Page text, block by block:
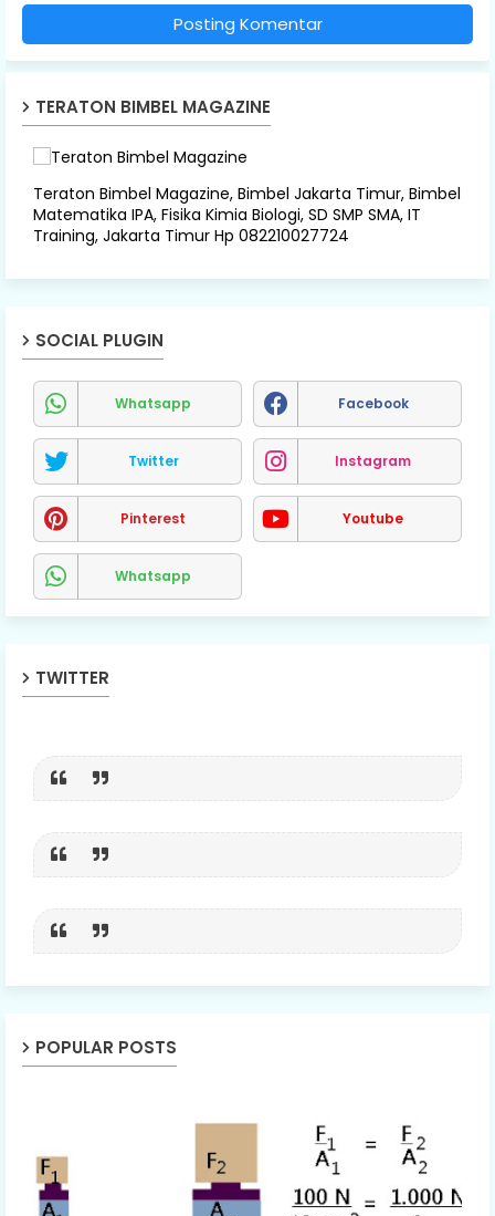
Posting Komentar
TERATON BIMBEL MAGAZINE
Teraton Bimbel Magazine, Bimbel Jakarta Timur, Bimbel
Matematika IPA, Fisika Kimia Biologi, SD SMP SMA, IT
Training, Jakarta Timur Hp 082210027724
SOCIAL PLUGIN
Whatsapp Facebook
Twitter Instagram
Pinterest Youtube
Whatsapp
TWITTER
POPULAR POSTS